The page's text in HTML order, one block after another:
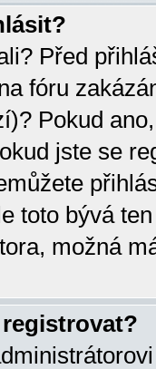
Před
fóru
Pokud
jste se
toto bývá
možná